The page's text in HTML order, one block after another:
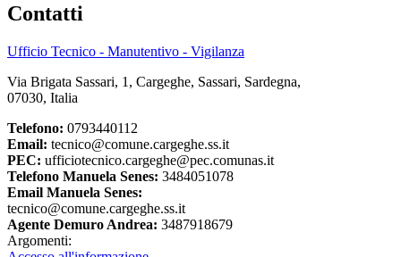
Contatti
Ufficio Tecnico - Manutentivo - Vigilanza
Via Brigata Sassari, 1, Cargeghe, Sassari, Sardegna,
07030, Italia
Telefono: 0793440112
Email: tecnico@comune.cargeghe.ss.it
PEC: ufficiotecnico.cargeghe@pec.comunas.it
Telefono Manuela Senes: 3484051078
Email Manuela Senes:
tecnico@comune.cargeghe.ss.it
Agente Demuro Andrea: 3487918679
Argomenti: